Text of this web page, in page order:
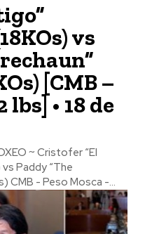
vs
[CMB –
lbs] • 18 de
Paddy “The
CMB - Peso Mosca -...